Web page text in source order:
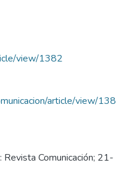
view/1382
article/view/138
Comunicación; 21-